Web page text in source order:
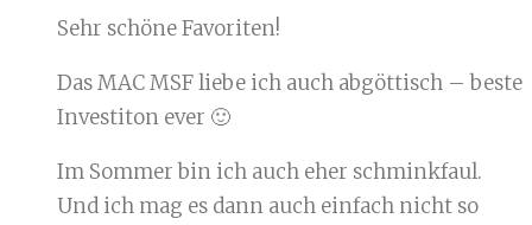
Sehr schöne Favoriten!
Das MAC MSF liebe ich auch abgöttisch – beste
Investiton ever 🙂
Im Sommer bin ich auch eher schminkfaul.
Und ich mag es dann auch einfach nicht so